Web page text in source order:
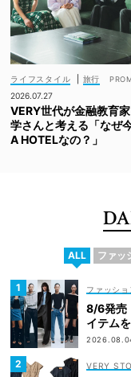
ライフスタイル
旅行
2026.07.27
VERY世代が金融教育
学さんと考える「なぜ
A HOTELなの？」
ALL ファッ
ファッショ
8/6発売
イテム
VERY